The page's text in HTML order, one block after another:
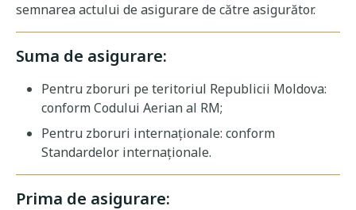
semnarea actului de asigurare de către asigurător.
Suma de asigurare:
Pentru zboruri pe teritoriul Republicii Moldova:
conform Codului Aerian al RM;
Pentru zboruri internaționale: conform
Standardelor internaționale.
Prima de asigurare: